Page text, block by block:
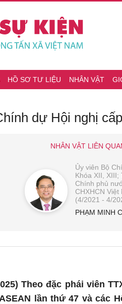
HỒ SƠ TƯ LIỆU NHÂN VẬT
dự Hội nghị
NHÂN VẬT LIÊN
Ủy viên Bộ
Khóa XII, XIII;
Chính phủ
CHXHCN Việt
(4/2021 - 4/
PHẠM MINH
Theo đặc phái viên
lần thứ 47 và các